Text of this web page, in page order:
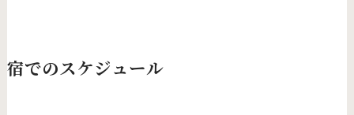
宿でのスケジュール